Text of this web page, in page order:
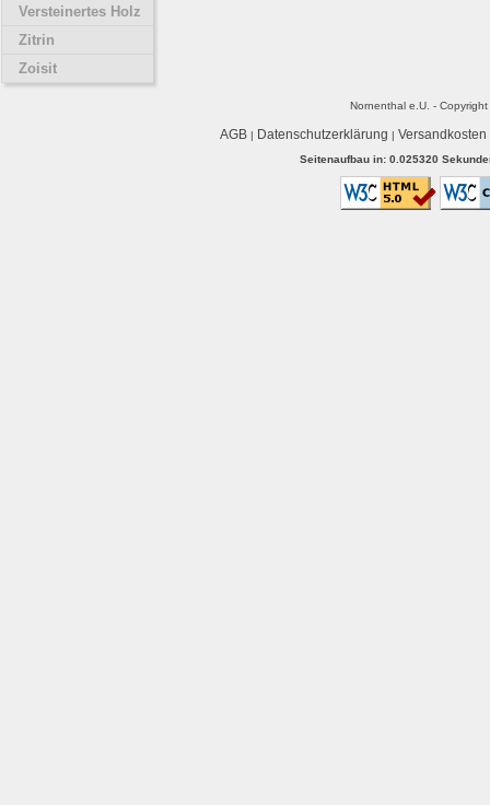
Versteinertes Holz
Zitrin
Zoisit
Nornenthal e.U. -
AGB| Datenschutzerklärung | Versandkosten
Seitenaufbau in: 0.025320